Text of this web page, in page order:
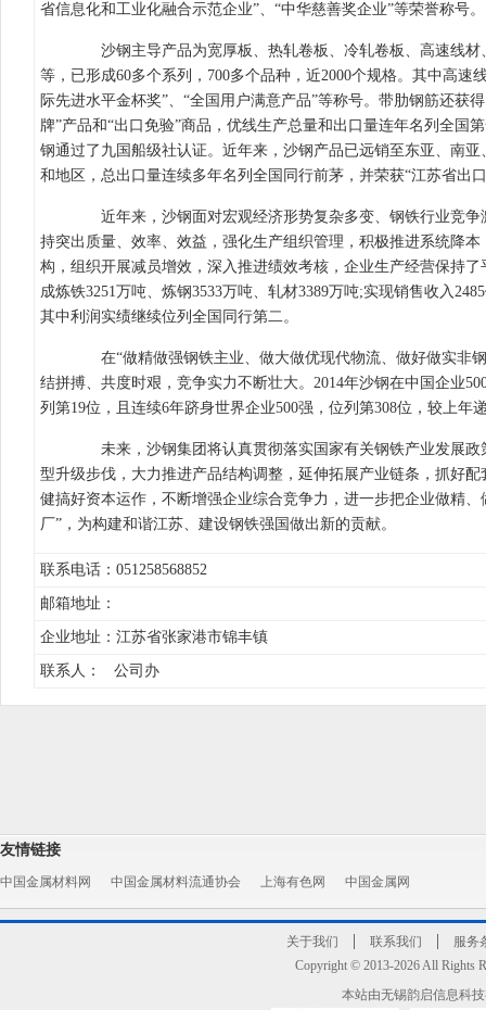
省信息化和工业化融合示范企业”、“中华慈善奖企业”等荣誉称号。
沙钢主导产品为宽厚板、热轧卷板、冷轧卷板、高速线材
等，已形成60多个系列，700多个品种，近2000个规格。其中高速
际先进水平金杯奖”、“全国用户满意产品”等称号。带肋钢筋还获
牌”产品和“出口免验”商品，优线生产总量和出口量连年名列全国
钢通过了九国船级社认证。近年来，沙钢产品已远销至东亚、南
和地区，总出口量连续多年名列全国同行前茅，并荣获“江苏省出
近年来，沙钢面对宏观经济形势复杂多变、钢铁行业竞争
持突出质量、效率、效益，强化生产组织管理，积极推进系统降
构，组织开展减员增效，深入推进绩效考核，企业生产经营保持
成炼铁3251万吨、炼钢3533万吨、轧材3389万吨;实现销售收入
其中利润实绩继续位列全国同行第二。
在“做精做强钢铁主业、做大做优现代物流、做好做实非
结拼搏、共度时艰，竞争实力不断壮大。2014年沙钢在中国企业
列第19位，且连续6年跻身世界企业500强，位列第308位，较上年
未来，沙钢集团将认真贯彻落实国家有关钢铁产业发展政
型升级步伐，大力推进产品结构调整，延伸拓展产业链条，抓好
健搞好资本运作，不断增强企业综合竞争力，进一步把企业做精
厂”，为构建和谐江苏、建设钢铁强国做出新的贡献。
联系电话：051258568852
邮箱地址：
企业地址：江苏省张家港市锦丰镇
联系人： 公司办
友情链接
中国金属材料网 中国金属材料流通协会 上海有色网 中国金属网
关于我们 联系我们
服务
Copyright © 2013-2026 All Rights
本站由无锡韵启信息科